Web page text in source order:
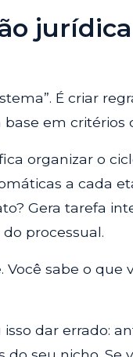
É criar
em critérios
organizar o
a cada
Gera tarefa
processual.
sabe o que
dar errado: